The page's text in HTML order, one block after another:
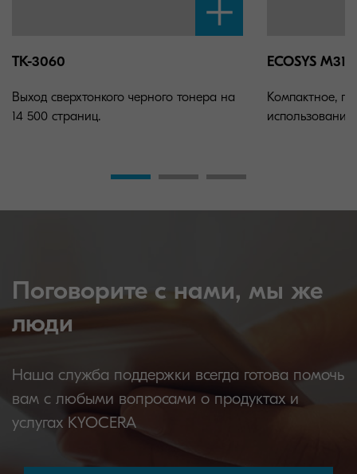
TK-3060
Выход сверхтонкого черного тонера на
14 500 страниц.
ECOSYS
Компактное,
использовании
Поговорите с нами, мы же
люди
Наша служба поддержки всегда готова помочь
вам с любыми вопросами о продуктах и
услугах KYOCERA